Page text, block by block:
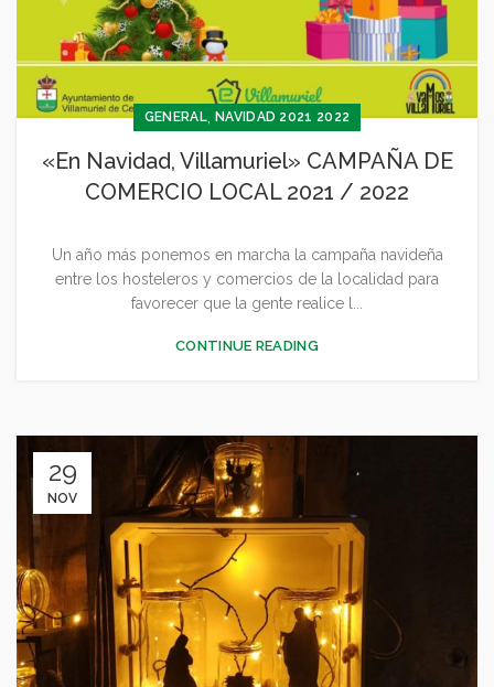
GENERAL NAVIDAD 2021 2022
«En Navidad, Villamuriel» CAMPAÑA DE
COMERCIO LOCAL 2021 / 2022
Un año más ponemos en marcha la campaña navideña
entre los hosteleros y comercios de la localidad para
favorecer que la gente realice l...
CONTINUE READING
29
NOV